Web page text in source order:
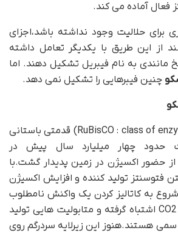
آماده می کند.
برای حلالیت وجود نداشته باشد،اجزای
از این طریق با یکدیگر تعامل داشته
مانندی به نام فیبریل تشکیل دهند. اما
چنین فیبرهایی را تشکیل نمی دهد.
(RuBisCO : class of enzymes) قدمتی باستانی
حدود چهار میلیارد سال پیش در
از حضور اکسیژن در زمین پدیدار گشت.با
فتوسنتز تولید کننده و افزایش اکسیژن
شروع به کاتالیز کردن یک واکنش نامطلوب
کرد که در آن O2 را با CO2 اشتباه گرفته و متابولیت هایی تولید
هستند.هنوز این زیرلایه سردرگم روی